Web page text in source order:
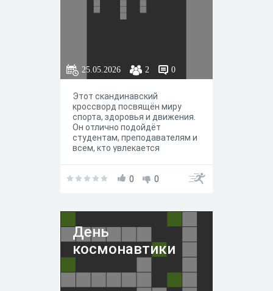
25.05.2026 2 0
Этот скандинавский
кроссворд посвящён миру
спорта, здоровья и движения.
Он отлично подойдёт
студентам, преподавателям и
всем, кто увлекается
связанные с анатомией
тренировочным процессом и
слова, вы вспомните названия
снарядов, судейских
должностей, виды спорта и
нагрузок. Сканворд поможет
0 0
День
космонавтики